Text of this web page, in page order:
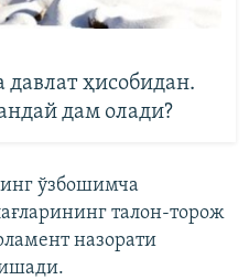
давлат ҳисобидан.
дам олади?
ўзбошимча
талон-торож
назорати